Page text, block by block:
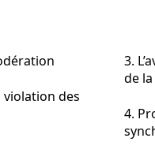
violation des
3.
de
4.